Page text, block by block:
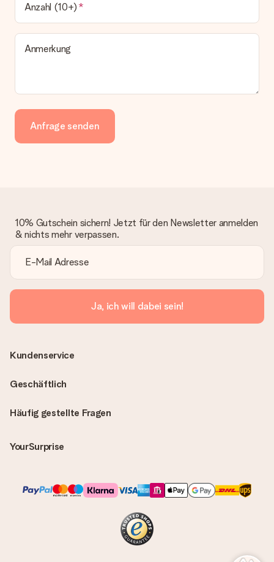
Anzahl (10+)
Anmerkung
Anfrage senden
10% Gutschein sichern! Jetzt für den Newsletter anmelden
& nichts mehr verpassen.
Ja, ich will dabei sein!
Häufig gestellte Fragen
YourSurprise
Kundenservice
Geschäftlich